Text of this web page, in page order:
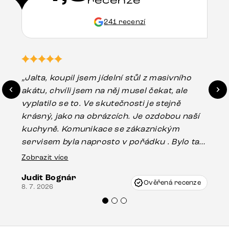
241 recenzí
„Jalta, koupil jsem jídelní stůl z masivního
akátu, chvíli jsem na něj musel čekat, ale
vyplatilo se to. Ve skutečnosti je stejně
krásný, jako na obrázcích. Je ozdobou naší
kuchyně. Komunikace se zákaznickým
servisem byla naprosto v pořádku . Bylo tam
drobné poškození u nohy stolu, které mohlo
Vincze mi velmi korektně vyšli vstříc.
Doporučuji produkty Delife všem.“
Zobrazit více
Judit Bognár
8. 7. 2026 Ověřená recenze